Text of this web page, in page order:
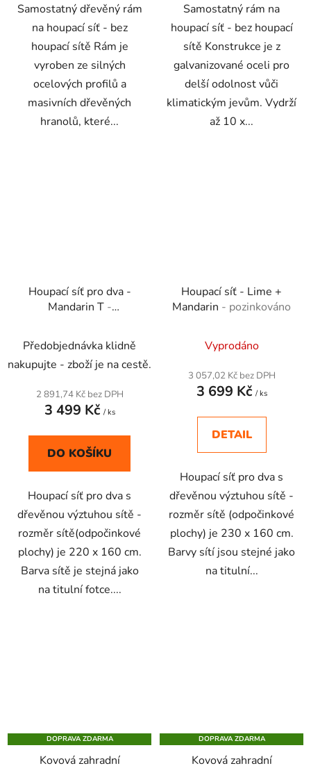
Samostatný dřevěný rám
na houpací síť - bez
houpací sítě Rám je
vyroben ze silných
ocelových profilů a
masivních dřevěných
hranolů, které...
Samostatný rám na
houpací síť - bez houpací
sítě Konstrukce je z
galvanizované oceli pro
delší odolnost vůči
klimatickým jevům. Vydrží
až 10 x...
Houpací síť pro dva -
Mandarin T -
hodnocení
produktu
je
4,5
5
Předobjednávka klidně
nakupujte - zboží je na cestě.
2 891,74 Kč bez DPH
3 499 Kč / ks
DO KOŠÍKU
Houpací síť pro dva s
dřevěnou výztuhou sítě -
rozměr sítě(odpočinkové
plochy) je 220 x 160 cm.
Barva sítě je stejná jako
na titulní fotce....
Houpací síť - Lime +
Mandarin - pozinkováno
hodnocení
produktu
je
z
Vyprodáno
3 057,02 Kč bez DPH
3 699 Kč / ks
DETAIL
Houpací síť pro dva s
dřevěnou výztuhou sítě -
rozměr sítě (odpočinkové
plochy) je 230 x 160 cm.
Barvy sítí jsou stejné jako
na titulní...
DOPRAVA ZDARMA
Kovová zahradní
DOPRAVA ZDARMA
Kovová zahradní